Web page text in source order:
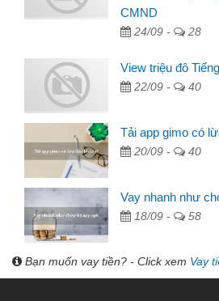
CMND
24/09 - 28
View triệu đô
22/09 - 40
Tải app gimo có
20/09 - 40
Vay nhanh như
18/09 - 58
Bạn muốn vay tiền? - Click xem Vay